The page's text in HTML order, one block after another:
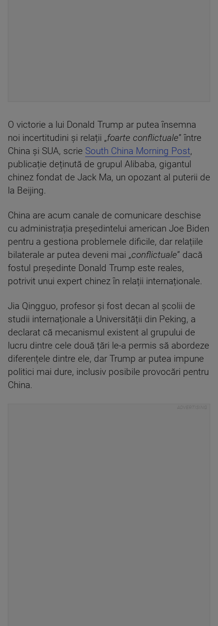
O victorie a lui Donald Trump ar putea însemna
noi incertitudini și relații „foarte conflictuale” între
China și SUA, scrie South China Morning Post,
publicație deținută de grupul Alibaba, gigantul
chinez fondat de Jack Ma, un opozant al puterii de
la Beijing.
China are acum canale de comunicare deschise
cu administrația președintelui american Joe Biden
pentru a gestiona problemele dificile, dar relațiile
bilaterale ar putea deveni mai „conflictuale” dacă
fostul președinte Donald Trump este reales,
potrivit unui expert chinez în relații internaționale.
Jia Qingguo, profesor și fost decan al școlii de
studii internaționale a Universității din Peking, a
declarat că mecanismul existent al grupului de
lucru dintre cele două țări le-a permis să abordeze
diferențele dintre ele, dar Trump ar putea impune
politici mai dure, inclusiv posibile provocări pentru
China.